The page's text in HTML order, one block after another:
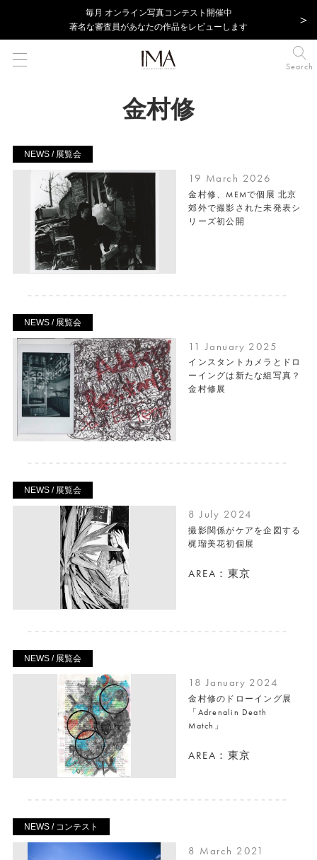
毎⽉ オンライン写真コンテスト開催中
著名な審査員があなたの作品をレビューします
Search
金村修
NEWS / 展覧会
19 March 2026
金村修、MEMで個展 北京
郊外で撮影された未発表シ
リーズ初公開
NEWS / 展覧会
11 January 2025
インスタントカメラとドロ
ーイングは新たな組写真？
金村修展
NEWS / 展覧会
8 July 2024
撮影関係がケアを企図する
梶瑠美花初個展
AREA：東京
NEWS / 展覧会
18 January 2024
金村修のドローイング展
「Adrenalin Death
Match」
AREA：東京
NEWS / コンテスト
8 March 2021